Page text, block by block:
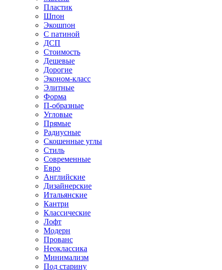
Пластик
Шпон
Экошпон
С патиной
ДСП
Стоимость
Дешевые
Дорогие
Эконом-класс
Элитные
Форма
П-образные
Угловые
Прямые
Радиусные
Скошенные углы
Стиль
Современные
Евро
Английские
Дизайнерские
Итальянские
Кантри
Классические
Лофт
Модерн
Прованс
Неоклассика
Минимализм
Под старину